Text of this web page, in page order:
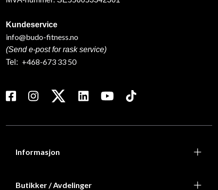
Kundeservice
info@budo-fitness.no
(Send e-post for rask service)
Tel: +468-673 33 50
Informasjon
Butikker / Avdelinger